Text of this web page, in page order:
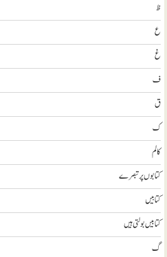
ظ
ع
غ
ف
ق
ک
کالم
کتابوں پر تبصرے
کتابيں
کتابیں بولتی ہیں
گ